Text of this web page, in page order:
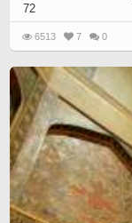
72
6513 7 0